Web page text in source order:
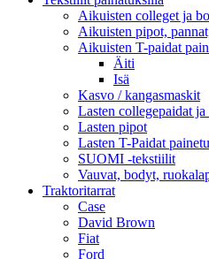
Aikuisten colleget ja
Aikuisten pipot,
Aikuisten T-paidat
Äiti
Isä
Kasvo / kangasmaskit
Lasten collegepaidat ja
Lasten pipot
Lasten T-Paidat
SUOMI -tekstiilit
Vauvat, bodyt,
Traktoritarrat
Case
David Brown
Fiat
Ford